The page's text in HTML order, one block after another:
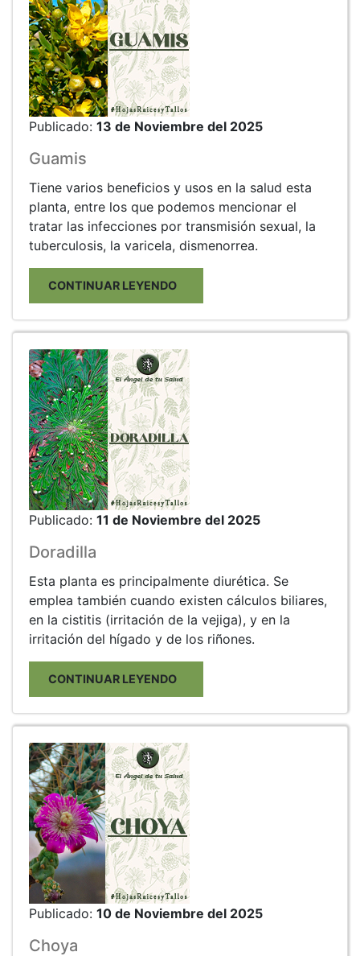
Publicado: 13 de Noviembre del 2025
Guamis
Tiene varios beneficios y usos en la salud esta
planta, entre los que podemos mencionar el
tratar las infecciones por transmisión sexual, la
tuberculosis, la varicela, dismenorrea.
CONTINUAR LEYENDO
Publicado: 11 de Noviembre del 2025
Doradilla
Esta planta es principalmente diurética. Se
emplea también cuando existen cálculos biliares,
en la cistitis (irritación de la vejiga), y en la
irritación del hígado y de los riñones.
CONTINUAR LEYENDO
Publicado: 10 de Noviembre del 2025
Choya